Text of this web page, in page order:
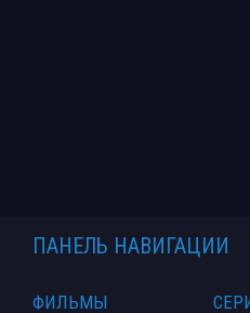
ПАНЕЛЬ НАВИГАЦИИ
ФИЛЬМЫ